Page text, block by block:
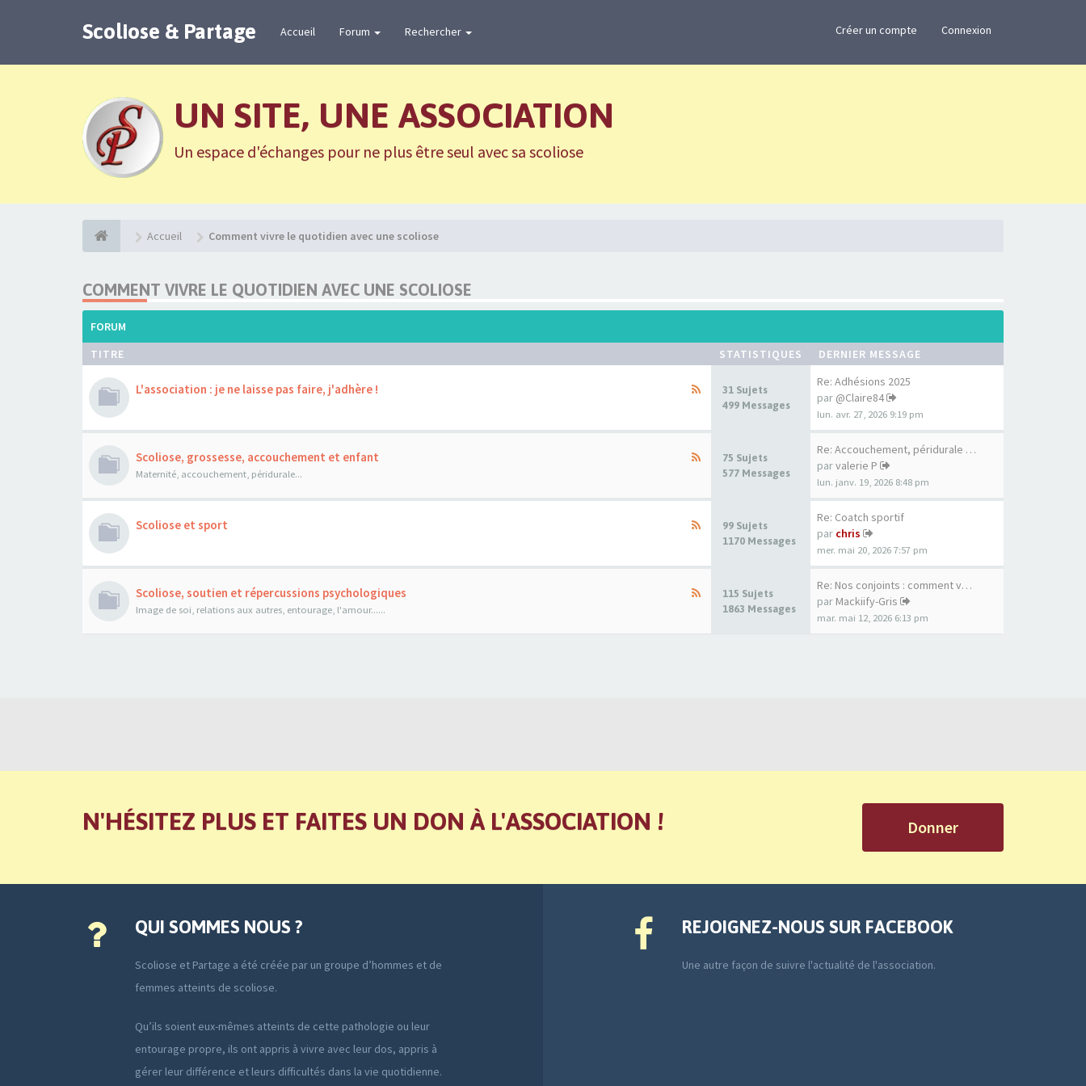
Scoliose & Partage Accueil Forum Rechercher Créer un compte Connexion
UN SITE, UNE ASSOCIATION
Un espace d'échanges pour ne plus être seul avec sa scoliose
Accueil Comment vivre le quotidien avec une scoliose
COMMENT VIVRE LE QUOTIDIEN AVEC UNE SCOLIOSE
FORUM
TITRE
STATISTIQUES DERNIER MESSAGE
L'association : je ne laisse pas faire, j'adhère !
31 Sujets
499 Messages
Re: Adhésions 2025
par @Claire84
lun. avr. 27, 2026 9:19 pm
Scoliose, grossesse, accouchement et enfant
Maternité, accouchement, péridurale...
75 Sujets
577 Messages
Re: Accouchement, péridurale …
parvalerie P
lun. janv. 19, 2026 8:48 pm
Scoliose et sport
99 Sujets
1170 Messages
Re: Coatch sportif
par chris
mer. mai 20, 2026 7:57 pm
Scoliose, soutien et répercussions psychologiques
Image de soi, relations aux autres, entourage, l'amour......
115 Sujets
1863 Messages
Re: Nos conjoints : comment v…
par Mackiify-Gris
mar. mai 12, 2026 6:13 pm
N'HÉSITEZ PLUS ET FAITES UN DON À L'ASSOCIATION ! Donner
QUI SOMMES NOUS ?
Scoliose et Partage a été créée par un groupe d’hommes et de
femmes atteints de scoliose.
Qu’ils soient eux-mêmes atteints de cette pathologie ou leur
entourage propre, ils ont appris à vivre avec leur dos, appris à
gérer leur différence et leurs difficultés dans la vie quotidienne.
REJOIGNEZ-NOUS SUR FACEBOOK
Une autre façon de suivre l'actualité de l'association.